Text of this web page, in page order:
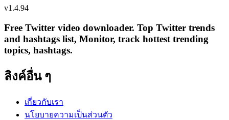
v1.4.94
Free Twitter video downloader. Top Twitter trends
and hashtags list, Monitor, track hottest trending
topics, hashtags.
ลิงค์อื่น ๆ
เกี่ยวกับเรา
นโยบายความเป็นส่วนตัว